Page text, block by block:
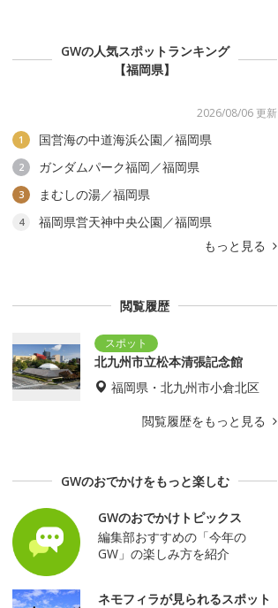
GWの人気スポットランキング
【福岡県】
2026/08/06 更新
1 国営海の中道海浜公園／福岡県
2 ガンダムパーク福岡／福岡県
3 まむしの湯／福岡県
4
福岡県営天神中央公園／福岡県
もっと見る
閲覧履歴
北九州市立松本清張記念館
福岡県・北九州市小倉北区
閲覧履歴をもっと見る
GWのおでかけをもっと楽しむ
GWのおでかけトピックス
編集部おすすめの「今年の
GW」の楽しみ方を紹介
ネモフィラが見られるスポット